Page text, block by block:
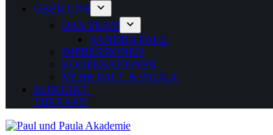
ÜBER UNS
DAS TEAM
SANDRA PAUL
IMPRESSIONEN
KOOPERATIONEN
MEHR PAUL & PAULA
KONTAKT
THERAPIE